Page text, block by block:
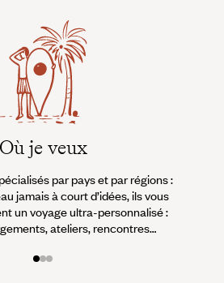
Où je veux
par pays et par régions :
jamais à court d’idées, ils vous
un voyage ultra-personnalisé :
ateliers, rencontres…